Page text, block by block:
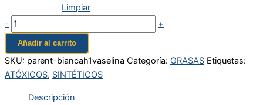
Limpiar
-
+
Añadir al carrito
SKU: parent-biancah1vaselina Categoría: GRASAS Etiquetas:
ATÓXICOS, SINTÉTICOS
Descripción